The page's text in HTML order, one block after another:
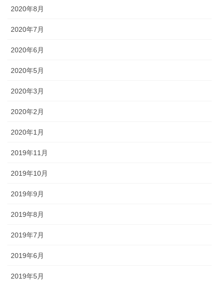
2020年8月
2020年7月
2020年6月
2020年5月
2020年3月
2020年2月
2020年1月
2019年11月
2019年10月
2019年9月
2019年8月
2019年7月
2019年6月
2019年5月